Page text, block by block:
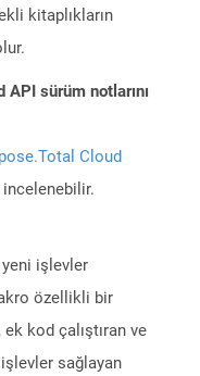
kitaplıkların
sürüm notlarını
Cloud
işlevler
özellikli bir
kod çalıştıran ve
sağlayan